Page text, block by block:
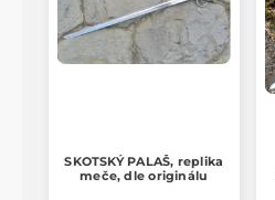
SKOTSKÝ PALAŠ, replika
meče, dle originálu